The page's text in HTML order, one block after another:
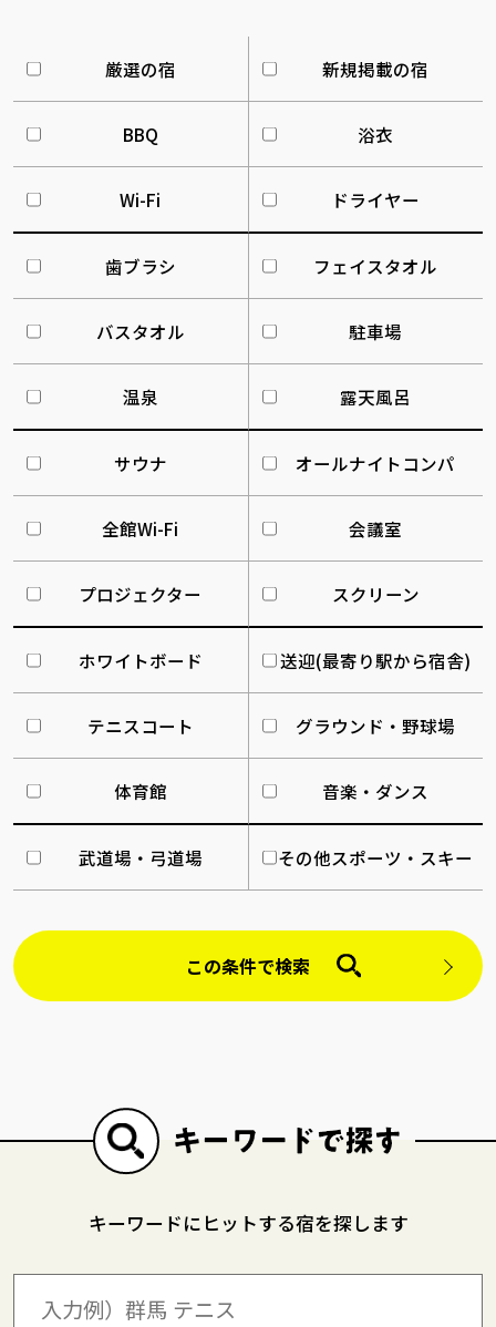
厳選の宿 新規掲載の宿
BBQ 浴衣
Wi-Fi ドライヤー
歯ブラシ フェイスタオル
バスタオル 駐車場
温泉 露天風呂
サウナ オールナイトコンパ
全館Wi-Fi 会議室
プロジェクター スクリーン
ホワイトボード 送迎(最寄り駅から宿舎)
テニスコート グラウンド・野球場
体育館 音楽・ダンス
武道場・弓道場 その他スポーツ・スキー
この条件で検索
キーワードにヒットする宿を探します